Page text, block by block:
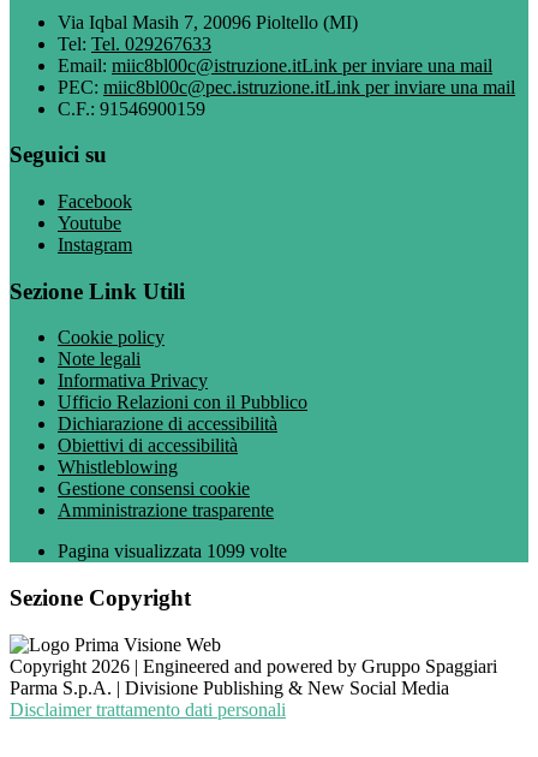
Via Iqbal Masih 7, 20096 Pioltello (MI)
Tel: Tel. 029267633
Email: miic8bl00c@istruzione.itLink per inviare una mail
PEC: miic8bl00c@pec.istruzione.itLink per inviare una mail
C.F.: 91546900159
Seguici su
Facebook
Youtube
Instagram
Sezione Link Utili
Cookie policy
Note legali
Informativa Privacy
Ufficio Relazioni con il Pubblico
Dichiarazione di accessibilità
Obiettivi di accessibilità
Whistleblowing
Gestione consensi cookie
Amministrazione trasparente
Pagina visualizzata 1099 volte
Sezione Copyright
Copyright 2026 | Engineered and powered by Gruppo Spaggiari
Parma S.p.A. | Divisione Publishing & New Social Media
Disclaimer trattamento dati personali